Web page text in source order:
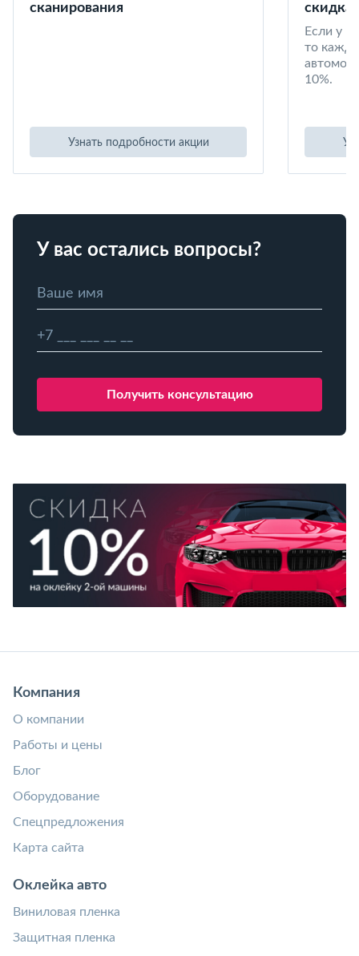
сканирования
Узнать подробности акции
скидка
Если у
то
10%.
У вас остались вопросы?
Компания
О компании
Работы и цены
Блог
Оборудование
Спецпредложения
Карта сайта
Оклейка авто
Виниловая пленка
Защитная пленка